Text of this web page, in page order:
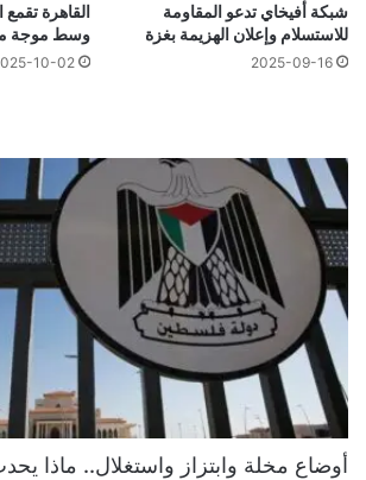
شبكة أفيخاي تدعو المقاومة
للاستسلام وإعلان الهزيمة بغزة
2025-09-16
القاهرة
وسط موجة
10-02
أوضاع مخلة وابتزاز واستغلال.. ماذا